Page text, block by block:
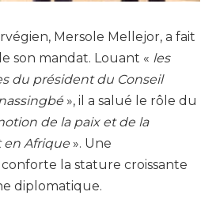
Mersole Mellejor, a fait
son mandat. Louant « les
du président du Conseil
», il a salué le rôle du
de la paix et de la
en Afrique ». Une
la stature croissante
diplomatique.